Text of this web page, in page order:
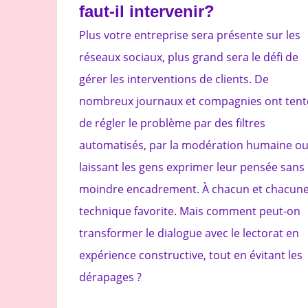
faut-il intervenir?
Plus votre entreprise sera présente sur les
réseaux sociaux, plus grand sera le défi de
gérer les interventions de clients. De
nombreux journaux et compagnies ont
de régler le problème par des filtres
automatisés, par la modération humaine
laissant les gens exprimer leur pensée sans
moindre encadrement. À chacun et
technique favorite. Mais comment peut-on
transformer le dialogue avec le lectorat en
expérience constructive, tout en évitant les
dérapages ?